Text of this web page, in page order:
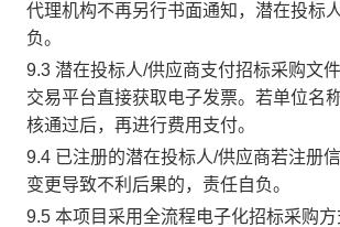
代理机构不再另行书面通知，潜在投标
负。
9.3 潜在投标人/供应商支付招标采购文
交易平台直接获取电子发票。若单位名
核通过后，再进行费用支付。
9.4 已注册的潜在投标人/供应商若注册
变更导致不利后果的，责任自负。
9.5 本项目采用全流程电子化招标采购